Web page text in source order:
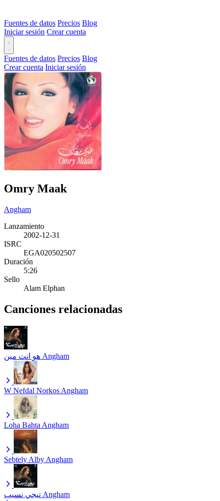
Fuentes de datos Precios Blog
Iniciar sesión Crear cuenta
Fuentes de datos Precios Blog
Crear cuenta Iniciar sesión
Omry Maak
Angham
Lanzamiento
2002-12-31
ISRC
EGA020502507
Duración
5:26
Sello
Alam Elphan
Canciones relacionadas
هو انت مين Angham
W Nefdal Norkos Angham
Loha Bahta Angham
Sebtely Alby Angham
تيجي نسيب Angham